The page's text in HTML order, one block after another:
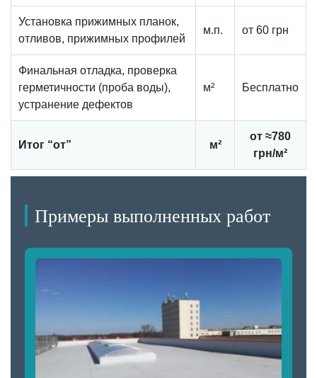
Установка прижимных планок,
отливов, прижимных профилей
м.п. от 60 грн
Финальная отладка, проверка
герметичности (проба воды),
устранение дефектов
м² Бесплатно
Итог “от” м²
от ≈780
грн/м²
Примеры выполненных работ